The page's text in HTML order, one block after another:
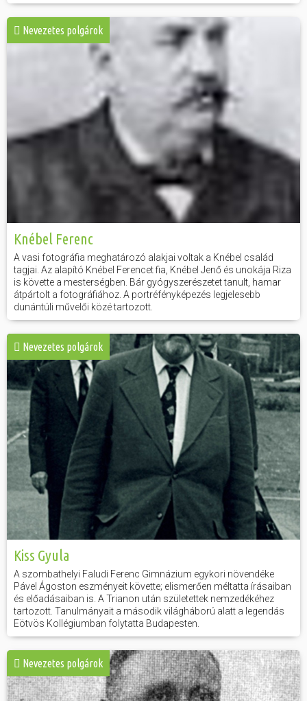
Nevezetes polgárok
Knébel Ferenc
A vasi fotográfia meghatározó alakjai voltak a Knébel család
tagjai. Az alapító Knébel Ferencet fia, Knébel Jenő és unokája Riza
is követte a mesterségben. Bár gyógyszerészetet tanult, hamar
átpártolt a fotográfiához. A portréfényképezés legjelesebb
dunántúli művelői közé tartozott.
Nevezetes polgárok
Kiss Gyula
A szombathelyi Faludi Ferenc Gimnázium egykori növendéke
Pável Ágoston eszményeit követte; elismerően méltatta írásaiban
és előadásaiban is. A Trianon után születettek nemzedékéhez
tartozott. Tanulmányait a második világháború alatt a legendás
Eötvös Kollégiumban folytatta Budapesten.
Nevezetes polgárok